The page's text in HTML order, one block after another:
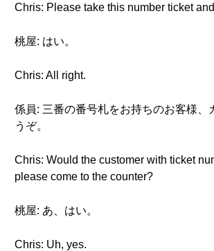
Chris: Please take this number ticket
桃屋: はい。
Chris: All right.
係員: 三番の番号札をお持ちのお客様、
うぞ。
Chris: Would the customer with ticket
please come to the counter?
桃屋: あ、はい。
Chris: Uh, yes.